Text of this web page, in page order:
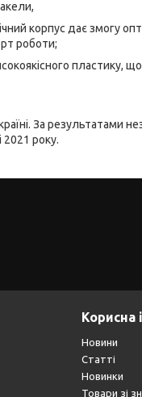
корпус дає змогу
роботи;
пластику,
За результатами
2021 року.
Корисна
Новини
Статті
Новинки
Товари зі